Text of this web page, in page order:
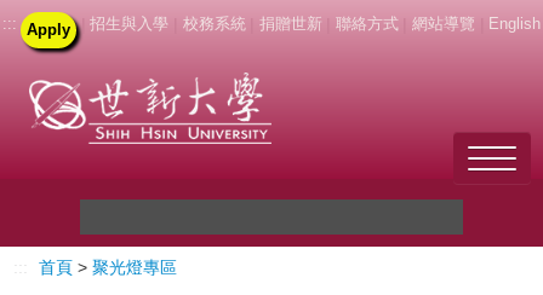
::: Apply | 招生與入學 校務系統 捐贈世新 聯絡方式 網站導覽 English
關於世新
首頁 >聚光燈專區